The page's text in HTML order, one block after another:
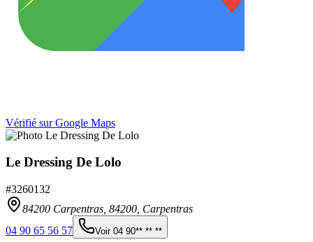
Vérifié sur Google Maps
Le Dressing De Lolo
#3260132
84200 Carpentras, 84200 Carpentras
04 90 65 56 57
Voir 04 90** ** **